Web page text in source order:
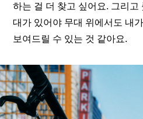
하는 걸 더 찾고 싶어요. 그리고
대가 있어야 무대 위에서도 내
보여드릴 수 있는 것 같아요.